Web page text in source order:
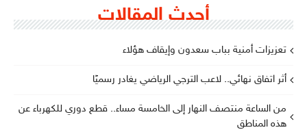
أحدث المقالات
تعزيزات أمنية بباب سعدون وإيقاف هؤلاء
أثر اتفاق نهائي.. لاعب الترجي الرياضي يغادر رسميًا
من الساعة منتصف النهار إلى الخامسة مساء.. قطع دوري للكهرباء عن
هذه المناطق